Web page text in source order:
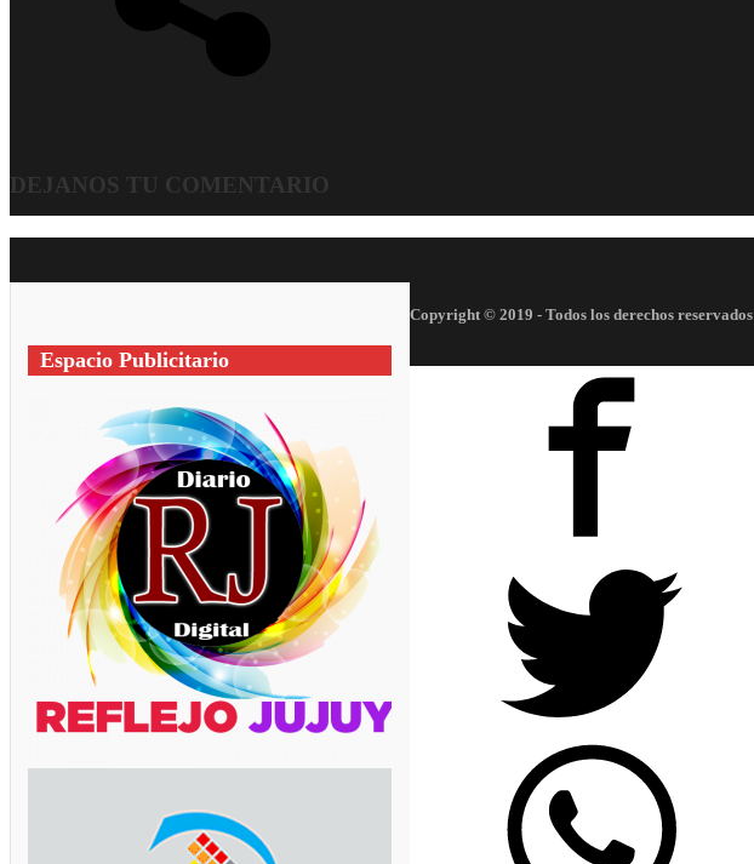
DEJANOS TU COMENTARIO
Espacio Publicitario
Copyright © 2019 - Todos los derechos reservados